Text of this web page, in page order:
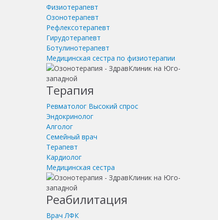
Физиотерапевт
Озонотерапевт
Рефлексотерапевт
Гирудотерапевт
Ботулинотерапевт
Медицинская сестра по физиотерапии
Терапия
Ревматолог Высокий спрос
Эндокринолог
Алголог
Семейный врач
Терапевт
Кардиолог
Медицинская сестра
Реабилитация
Врач ЛФК